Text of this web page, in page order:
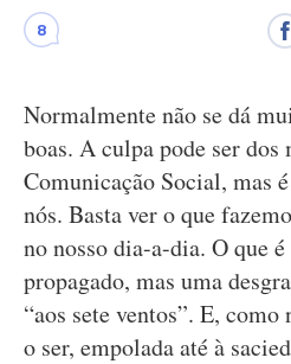
8
Normalmente não se dá
boas. A culpa pode ser dos
Comunicação Social, mas
nós. Basta ver o que
no nosso dia-a-dia. O que
propagado, mas uma
“aos sete ventos”. E,
o ser, empolada até à